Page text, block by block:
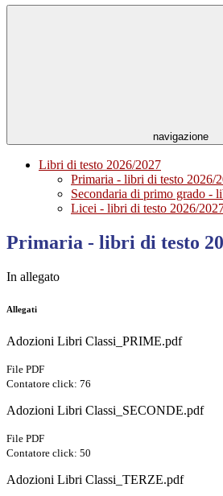
navigazione
Libri di testo 2026/2027
Primaria - libri di testo 2026/
Secondaria di primo grado -
Licei - libri di testo 2026/
Primaria - libri di testo
In allegato
Allegati
Adozioni Libri Classi_PRIME.pdf
File PDF
Contatore click: 76
Adozioni Libri Classi_SECONDE.pdf
File PDF
Contatore click: 50
Adozioni Libri Classi_TERZE.pdf